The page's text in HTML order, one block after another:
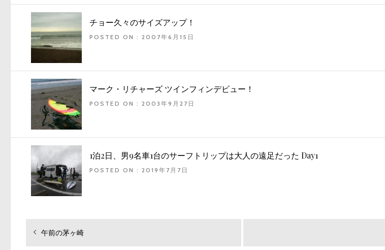
チョー久々のサイズアップ！
POSTED ON : 2007年6月15日
マーク・リチャーズ ツインフィンデビュー！
POSTED ON : 2003年9月27日
1泊2日、男9名車1台のサーフトリップは大人の遠足だった Day1
POSTED ON : 2019年7月7日
投 過
午前の茅ヶ崎